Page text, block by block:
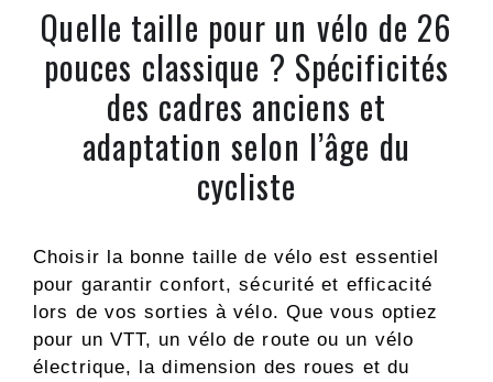
Quelle taille pour un vélo de 26
pouces classique ? Spécificités
des cadres anciens et
adaptation selon l’âge du
cycliste
Choisir la bonne taille de vélo est essentiel
pour garantir confort, sécurité et efficacité
lors de vos sorties à vélo. Que vous optiez
pour un VTT, un vélo de route ou un vélo
électrique, la dimension des roues et du